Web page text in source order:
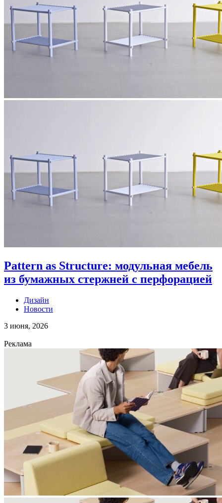
Pattern as Structure: модульная мебель
из бумажных стержней с перфорацией
Дизайн
Новости
3 июня, 2026
Реклама